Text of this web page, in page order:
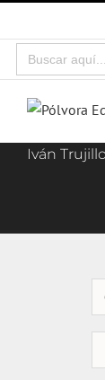
al
contenido
Buscar:
Iván Trujillo